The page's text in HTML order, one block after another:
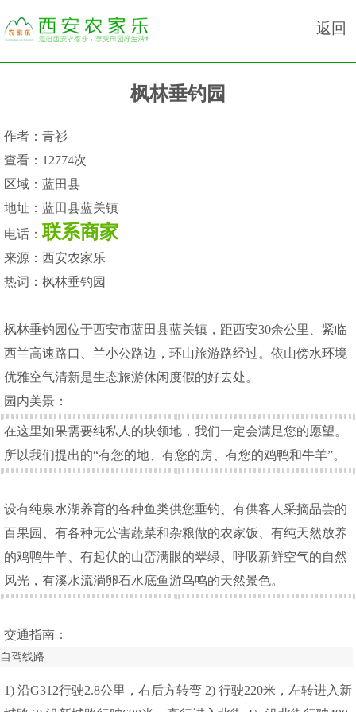
返回
枫林垂钓园
作者： 青衫
查看： 12774次
区域： 蓝田县
地址： 蓝田县蓝关镇
电话：联系商家
来源： 西安农家乐
热词： 枫林垂钓园
枫林垂钓园位于西安市蓝田县蓝关镇，距西安30余公里、紧临
西兰高速路口、兰小公路边，环山旅游路经过。依山傍水环境
优雅空气清新是生态旅游休闲度假的好去处。
园内美景：
在这里如果需要纯私人的块领地，我们一定会满足您的愿望。
所以我们提出的“有您的地、有您的房、有您的鸡鸭和牛羊”。
设有纯泉水湖养育的各种鱼类供您垂钓、有供客人采摘品尝的
百果园、有各种无公害蔬菜和杂粮做的农家饭、有纯天然放养
的鸡鸭牛羊、有起伏的山峦满眼的翠绿、呼吸新鲜空气的自然
风光，有溪水流淌卵石水底鱼游鸟鸣的天然景色。
交通指南：
自驾线路
1) 沿G312行驶2.8公里，右后方转弯 2) 行驶220米，左转进入新